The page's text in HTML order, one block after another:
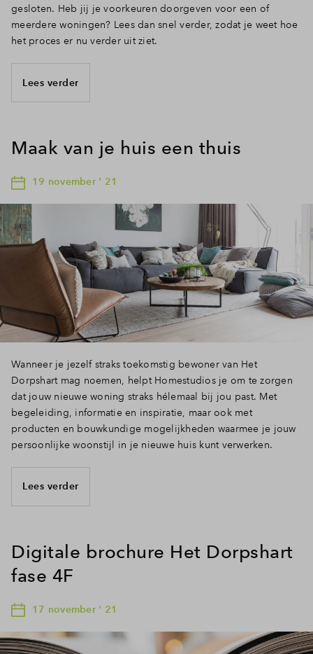
Inloggen
gesloten. Heb jij je voorkeuren doorgeven voor een of
meerdere woningen? Lees dan snel verder, zodat je weet hoe
het proces er nu verder uit ziet.
Lees verder
Maak van je huis een thuis
19 november ' 21
Wanneer je jezelf straks toekomstig bewoner van Het
Dorpshart mag noemen, helpt Homestudios je om te zorgen
dat jouw nieuwe woning straks hélemaal bij jou past. Met
begeleiding, informatie en inspiratie, maar ook met
producten en bouwkundige mogelijkheden waarmee je jouw
persoonlijke woonstijl in je nieuwe huis kunt verwerken.
Lees verder
Digitale brochure Het Dorpshart
fase 4F
17 november ' 21